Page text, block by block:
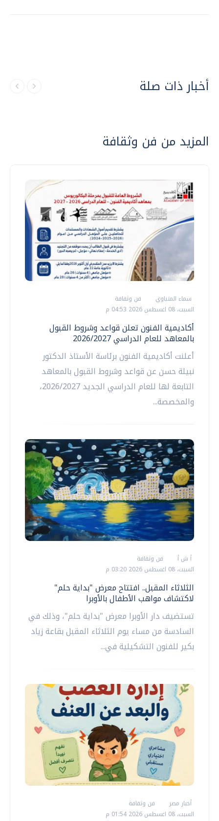
أخبار ذات صلة
المزيد من فن وثقافة
سماء المنياوي
فن وثقافة
السبت، 08 اغسطس 2026 04:53 م
أكاديمية الفنون تعلن قواعد وشروط القبول
بالمعاهد للعام الدراسي 2026/2027
أعلنت أكاديمية الفنون برئاسة الأستاذ الدكتور
نبيلة حسن عن قواعد وشروط القبول بالمعاهد
التابعة لها للعام الدراسي الجديد 2026/2027،
والمخصصة...
أ ش أ
فن وثقافة
السبت، 08 اغسطس 2026 03:20 م
الثلاثاء المقبل.. افتتاح معرض "بداية حلم"
لاكتشاف مواهب الأطفال بالأوبرا
تستضيف دار الأوبرا معرض "بداية حلم"، وذلك في
السادسة من مساء يوم الثلاثاء المقبل بقاعة زياد
بكير للفنون التشكيلية في...
أخبار مصر
فن وثقافة
السبت، 08 اغسطس 2026 01:54 م